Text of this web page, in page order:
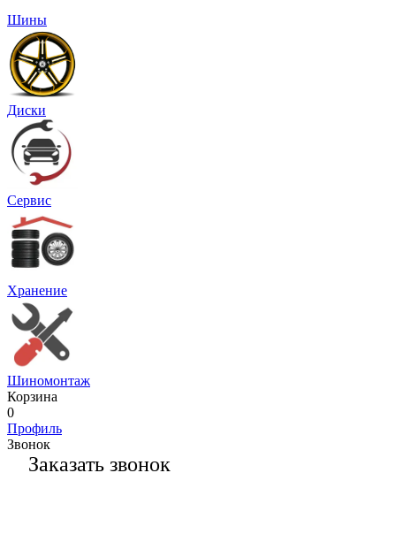
Шины
Диски
Сервис
Хранение
Шиномонтаж
Корзина
0
Профиль
Звонок
Заказать звонок